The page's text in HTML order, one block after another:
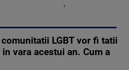
›
LGBT vor fi tatii
vara acestui an. Cum a